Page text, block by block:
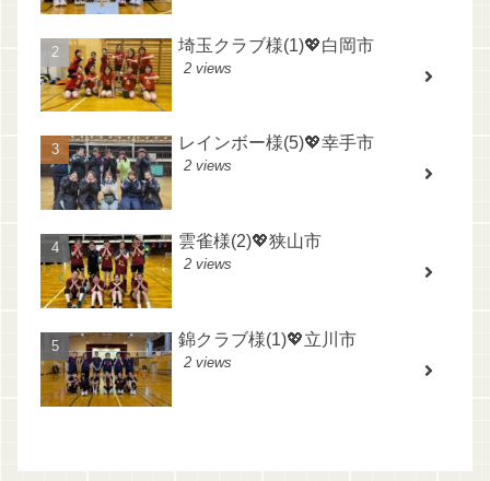
埼玉クラブ様(1)💖白岡市
2 views
レインボー様(5)💖幸手市
2 views
雲雀様(2)💖狭山市
2 views
錦クラブ様(1)💖立川市
2 views